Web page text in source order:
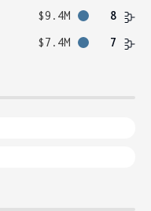
$9.4M
8
$7.4M 7